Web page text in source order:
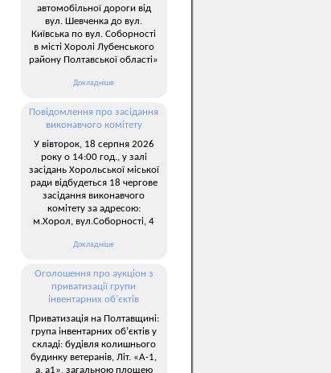
автомобільної дороги від
вул. Шевченка до вул.
Київська по вул. Соборності
в місті Хоролі Лубенського
району Полтавської області»
Докладніше
Повідомлення про засідання
виконавчого комітету
У вівторок, 18 серпня 2026
року о 14:00 год., у залі
засідань Хорольської міської
ради відбудеться 18 чергове
засідання виконавчого
комітету за адресою:
м.Хорол, вул.Соборності, 4
Докладніше
Оголошення про аукціон з
приватизації групи
інвентарних об’єктів
Приватизація на Полтавщині:
група інвентарних об’єктів у
складі: будівля колишнього
будинку ветеранів, Літ. «А-1,
а, а1», загальною площею